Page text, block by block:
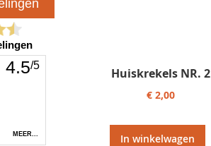
Huiskrekels NR. 2
€ 2,00
In winkelwagen